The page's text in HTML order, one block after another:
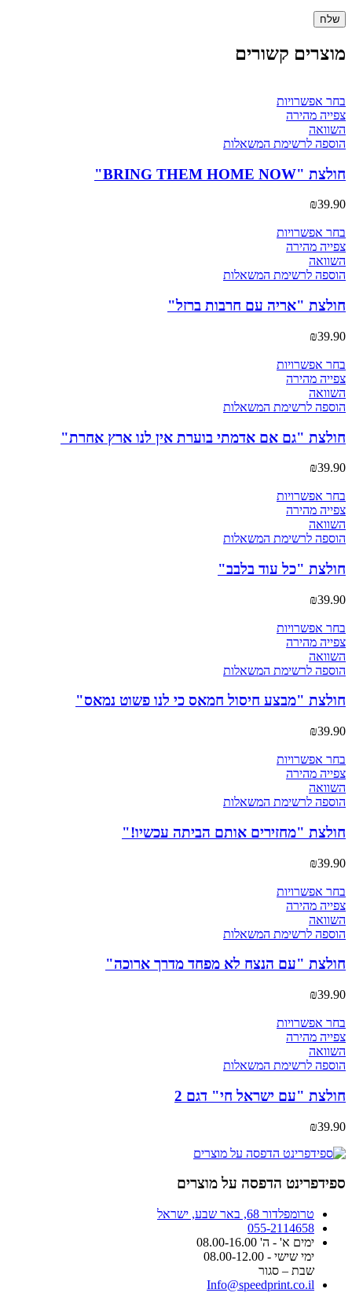
מוצרים קשורים
בחר אפשרויות
מספר
ניתן
לבחור
המוצר
צפייה מהירה
השוואה
הוספה לרשימת המשאלות
חולצת "BRING THEM HOME NOW"
₪39.90
בחר אפשרויותלמוצר
מספר
ניתן
המוצר
צפייה מהירה
השוואה
הוספה לרשימת המשאלות
חולצת "אריה עם חרבות ברזל"
₪39.90
בחר אפשרויות
מספר
ניתן
לבחור
המוצר
צפייה מהירה
השוואה
הוספה לרשימת המשאלות
חולצת "גם אם אדמתי בוערת אין לנו ארץ אחרת"
₪39.90
בחר אפשרויות
מספר
ניתן
לבחור
המוצר
צפייה מהירה
השוואה
הוספה לרשימת המשאלות
חולצת "כל עוד בלבב"
₪39.90
בחר אפשרויות
מספר
ניתן
המוצר
צפייה מהירה
השוואה
הוספה לרשימת המשאלות
חולצת "מבצע חיסול חמאס כי לנו פשוט נמאס"
₪39.90
בחר אפשרויות
מספר
ניתן
לבחור
המוצר
צפייה מהירה
השוואה
הוספה לרשימת המשאלות
חולצת "מחזירים אותם הביתה עכשיו!"
₪39.90
בחר אפשרויות
מספר
ניתן
המוצר
צפייה מהירה
השוואה
הוספה לרשימת המשאלות
חולצת "עם הנצח לא מפחד מדרך ארוכה"
₪39.90
בחר אפשרויות
מספר
ניתן
לבחור
בעמוד
המוצר
צפייה מהירה
השוואה
הוספה לרשימת המשאלות
חולצת "עם ישראל חי" דגם 2
₪39.90
ספידפרינט הדפסה על מוצרים
טרומפלדור 68, באר שבע, ישראל
055-2114658
ימים א' - ה' 08.00-16.00
ימי שישי - 08.00-12.00
שבת – סגור
Info@speedprint.co.il